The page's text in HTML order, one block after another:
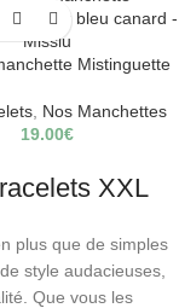
Mistinguette
Nos Manchettes
19.00€
XXL
plus que de simples
style audacieuses,
Que vous les